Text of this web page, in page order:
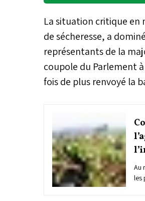
La situation critique en
de sécheresse, a
représentants de la
coupole du Parlement
fois de plus renvoyé la
Au
les